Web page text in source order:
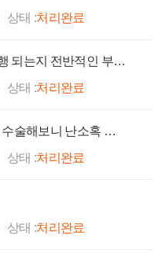
상태 :처리완료
중재원에서 어떤 절차가 진행 되는지 전반적인 부분이 궁금합니다.
상태 :처리완료
과잉진료. 난소혹 수술 제안 수술해보니 난소혹 없어짐. 오진. 근종 수술 후 현재 근종 남아있음. 대리수술 의혹.
상태 :처리완료
상태 :처리완료